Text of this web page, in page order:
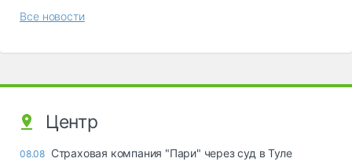
Все новости
Центр
08.08 Страховая компания "Пари" через суд в Туле